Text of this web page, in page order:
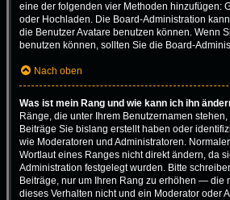
eine der folgenden vier Methoden hinzufügen:
oder Hochladen. Die Board-Administration
die Benutzer Avatare benutzen können. Wenn
benutzen können, sollten Sie die Board-
Nach oben
Was ist mein Rang und wie kann ich ihn
Ränge, die unter Ihrem Benutzernamen
Beiträge Sie bislang erstellt haben oder
wie Moderatoren und Administratoren.
Wortlaut eines Ranges nicht direkt ändern, da
Administration festgelegt wurden. Bitte
Beiträge, nur um Ihren Rang zu erhöhen — die
dieses Verhalten nicht und ein Moderator oder